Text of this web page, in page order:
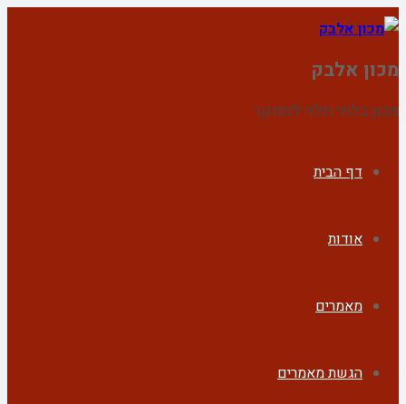
מכון אלבק
מכון בלתי תלוי למחקר
דף הבית
אודות
מאמרים
הגשת מאמרים